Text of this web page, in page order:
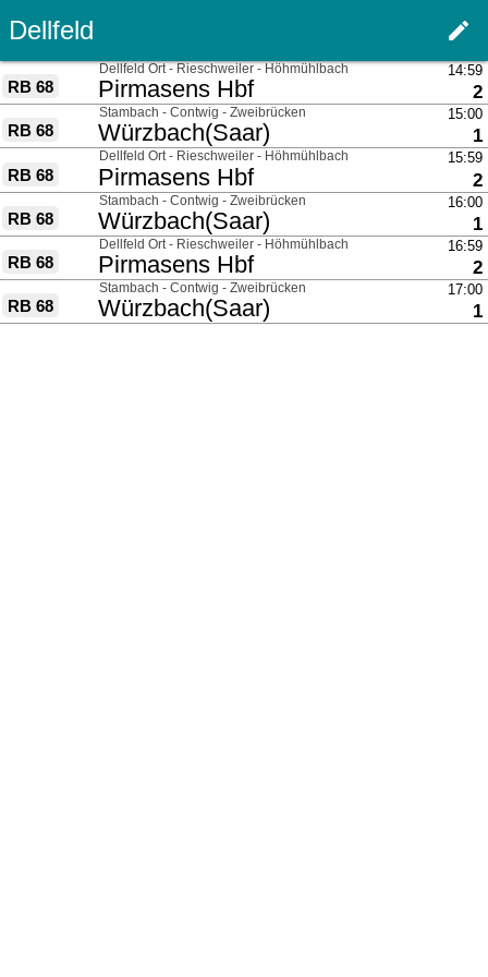
Dellfeld edit
RB 68 nach
Pirmasens Hbf
14:59
2
über
Dellfeld Ort - Rieschweiler - Höhmühlbach
RB 68 nach
Würzbach(Saar)
15:00
1
über
Stambach - Contwig - Zweibrücken
RB 68 nach
Pirmasens Hbf
15:59
2
über
Dellfeld Ort - Rieschweiler - Höhmühlbach
RB 68 nach
Würzbach(Saar)
16:00
1
über
Stambach - Contwig - Zweibrücken
RB 68 nach
Pirmasens Hbf
16:59
2
über
Dellfeld Ort - Rieschweiler - Höhmühlbach
RB 68 nach
Würzbach(Saar)
17:00
1
über
Stambach - Contwig - Zweibrücken